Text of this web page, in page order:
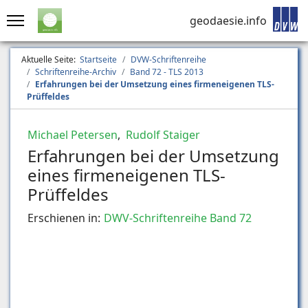
geodaesie.info
Aktuelle Seite: Startseite
DVW-Schriftenreihe
Schriftenreihe-Archiv
Band 72 - TLS 2013
Erfahrungen bei der Umsetzung eines firmeneigenen TLS-
Prüffeldes
Michael Petersen, Rudolf Staiger
Erfahrungen bei der Umsetzung
eines firmeneigenen TLS-
Prüffeldes
Erschienen in: DWV-Schriftenreihe Band 72